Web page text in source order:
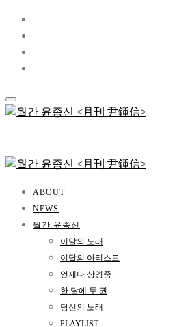
ABOUT
NEWS
월간 윤종신
이달의 노래
이달의 아티스트
언제나 상영중
한 달에 두 권
당신의 노래
PLAYLIST